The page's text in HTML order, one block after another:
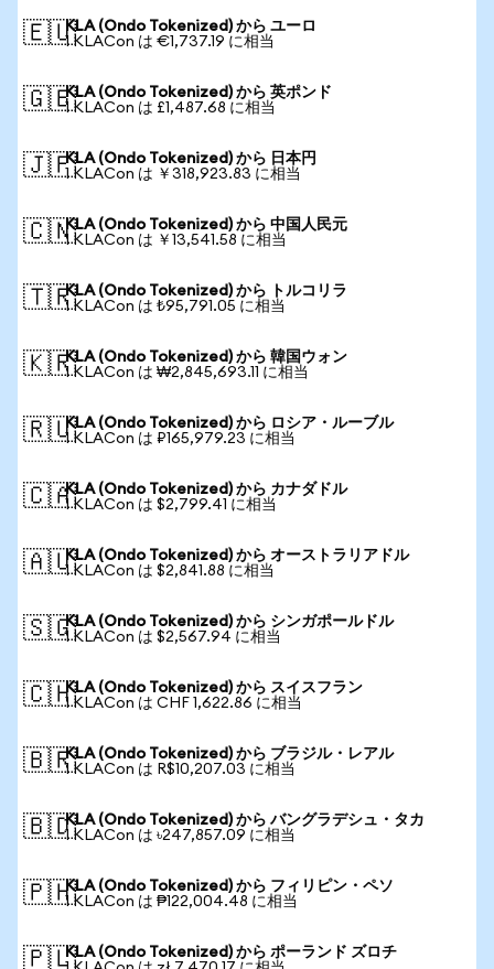
🇪🇺KLA (Ondo Tokenized) から ユーロ
1 KLACon は €1,737.19 に相当
🇬🇧KLA (Ondo Tokenized) から 英ポンド
1 KLACon は £1,487.68 に相当
🇯🇵KLA (Ondo Tokenized) から 日本円
1 KLACon は ￥318,923.83 に相当
🇨🇳KLA (Ondo Tokenized) から 中国人民元
1 KLACon は ￥13,541.58 に相当
🇹🇷KLA (Ondo Tokenized) から トルコリラ
1 KLACon は ₺95,791.05 に相当
🇰🇷KLA (Ondo Tokenized) から 韓国ウォン
1 KLACon は ₩2,845,693.11 に相当
🇷🇺KLA (Ondo Tokenized) から ロシア・ルーブル
1 KLACon は ₽165,979.23 に相当
🇨🇦KLA (Ondo Tokenized) から カナダドル
1 KLACon は $2,799.41 に相当
🇦🇺KLA (Ondo Tokenized) から オーストラリアドル
1 KLACon は $2,841.88 に相当
🇸🇬KLA (Ondo Tokenized) から シンガポールドル
1 KLACon は $2,567.94 に相当
🇨🇭KLA (Ondo Tokenized) から スイスフラン
1 KLACon は CHF 1,622.86 に相当
🇧🇷KLA (Ondo Tokenized) から ブラジル・レアル
1 KLACon は R$10,207.03 に相当
🇧🇩KLA (Ondo Tokenized) から バングラデシュ・タカ
1 KLACon は ৳247,857.09 に相当
🇵🇭KLA (Ondo Tokenized) から フィリピン・ペソ
1 KLACon は ₱122,004.48 に相当
🇵🇱KLA (Ondo Tokenized) から ポーランド ズロチ